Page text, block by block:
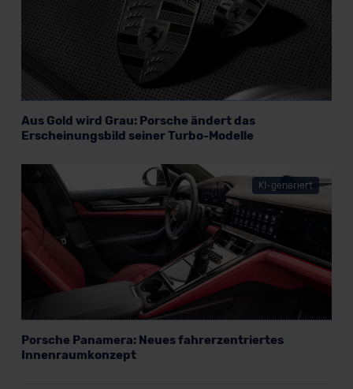
Datenschutzklauseln können Sie über den Kontakt zu
unserem Datenschutzbeauftragten unter
datenschutz@meinauto.de anfordern.
Datenschutzerklärung |Impressum
Aus Gold wird Grau: Porsche ändert das
Erscheinungsbild seiner Turbo-Modelle
KI-generiert
Porsche Panamera: Neues fahrerzentriertes
Innenraumkonzept